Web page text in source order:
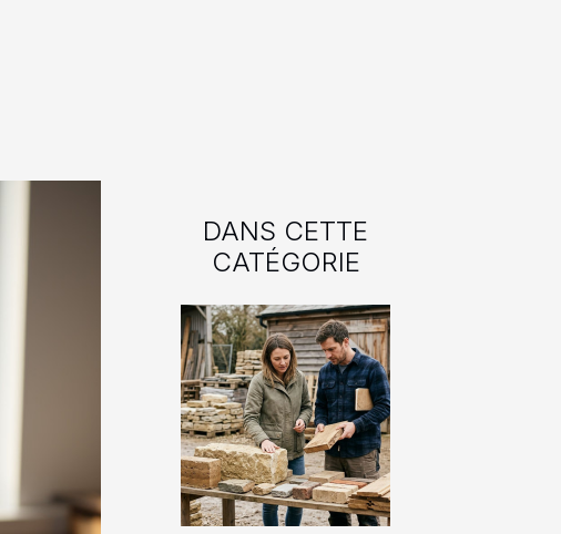
DANS CETTE
CATÉGORIE